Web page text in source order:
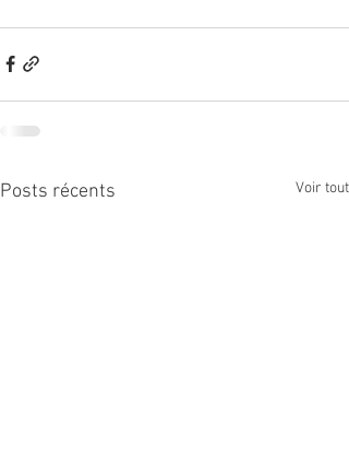
Posts récents Voir tout